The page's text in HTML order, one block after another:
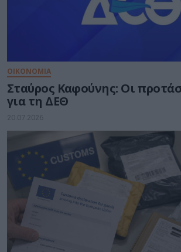
ΟΙΚΟΝΟΜΙΑ
Σταύρος Καφούνης: Οι
για τη ΔΕΘ
20.07.2026